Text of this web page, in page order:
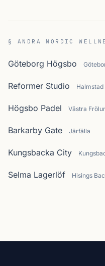
§ ANDRA NORDIC
Göteborg Högsbo
Reformer Studio Halmstad
Högsbo Padel Västra
Barkarby Gate Järfälla
Kungsbacka City
Selma Lagerlöf Hisings